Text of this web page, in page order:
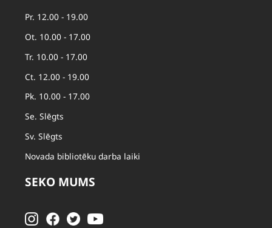
Pr. 12.00 - 19.00
Ot. 10.00 - 17.00
Tr. 10.00 - 17.00
Ct. 12.00 - 19.00
Pk. 10.00 - 17.00
Se. Slēgts
Sv. Slēgts
Novada bibliotēku darba laiki
SEKO MUMS